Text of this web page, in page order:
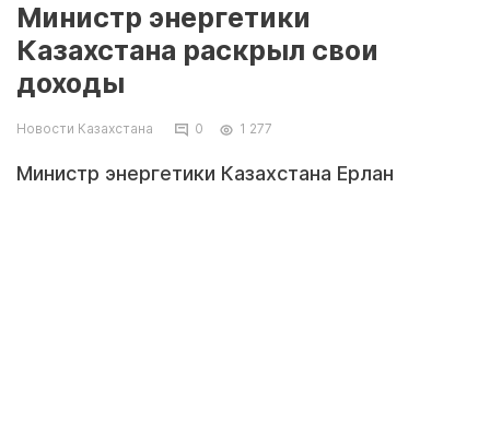
Министр энергетики
Казахстана раскрыл свои
доходы
Новости Казахстана 0 1 277
Министр энергетики Казахстана Ерлан